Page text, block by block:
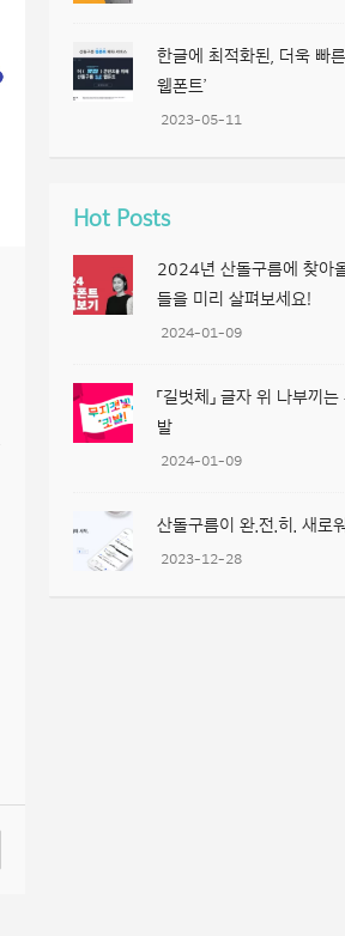
한글에 최적화된, 더욱 빠
웹폰트’
2023-05-11
Hot Posts
2024년 산돌구름에 찾아
들을 미리 살펴보세요!
2024-01-09
「길벗체」 글자 위 나부끼
발
2024-01-09
산돌구름이 완.전.히. 새로
2023-12-28